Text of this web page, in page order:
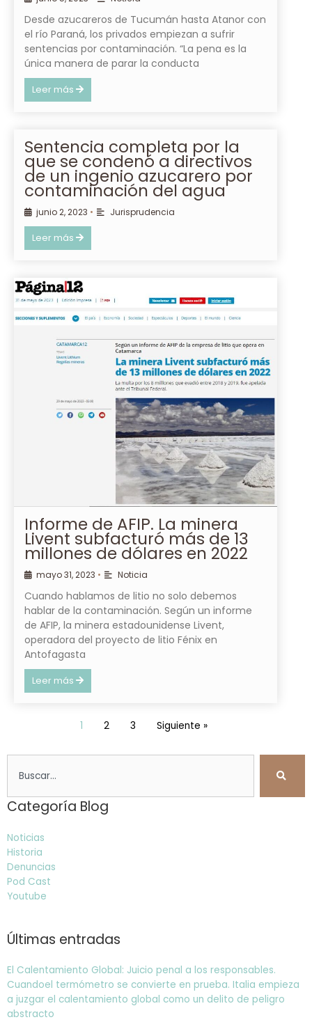
Desde azucareros de Tucumán hasta Atanor con
el río Paraná, los privados empiezan a sufrir
sentencias por contaminación. “La pena es la
única manera de parar la conducta
Leer más
Sentencia completa por la
que se condenó a directivos
de un ingenio azucarero por
contaminación del agua
junio 2, 2023 • Jurisprudencia
Leer más
Informe de AFIP. La minera
Livent subfacturó más de 13
millones de dólares en 2022
mayo 31, 2023 • Noticia
Cuando hablamos de litio no solo debemos
hablar de la contaminación. Según un informe
de AFIP, la minera estadounidense Livent,
operadora del proyecto de litio Fénix en
Antofagasta
Leer más
1 2 3 Siguiente »
Categoría Blog
Noticias
Historia
Denuncias
Pod Cast
Youtube
Últimas entradas
El Calentamiento Global: Juicio penal a los responsables.
Cuandoel termómetro se convierte en prueba. Italia empieza
a juzgar el calentamiento global como un delito de peligro
abstracto